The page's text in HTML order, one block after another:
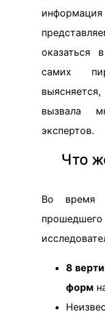
самих
вызвала
экспертов.
Что
Во время
8
форм